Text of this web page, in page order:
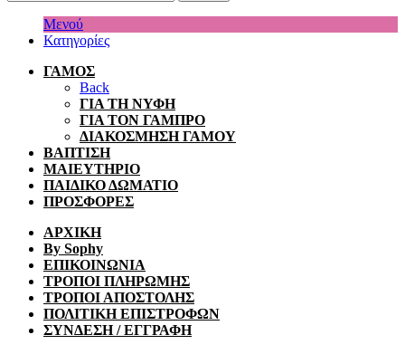
Μενού
Κατηγορίες
ΓΑΜΟΣ
Back
ΓΙΑ ΤΗ ΝΥΦΗ
ΓΙΑ ΤΟΝ ΓΑΜΠΡΟ
ΔΙΑΚΟΣΜΗΣΗ ΓΑΜΟΥ
ΒΑΠΤΙΣΗ
ΜΑΙΕΥΤΗΡΙΟ
ΠΑΙΔΙΚΟ ΔΩΜΑΤΙΟ
ΠΡΟΣΦΟΡΕΣ
ΑΡΧΙΚΗ
By Sophy
ΕΠΙΚΟΙΝΩΝΙΑ
ΤΡΟΠΟΙ ΠΛΗΡΩΜΗΣ
ΤΡΟΠΟΙ ΑΠΟΣΤΟΛΗΣ
ΠΟΛΙΤΙΚΗ ΕΠΙΣΤΡΟΦΩΝ
ΣΥΝΔΕΣΗ / ΕΓΓΡΑΦΗ